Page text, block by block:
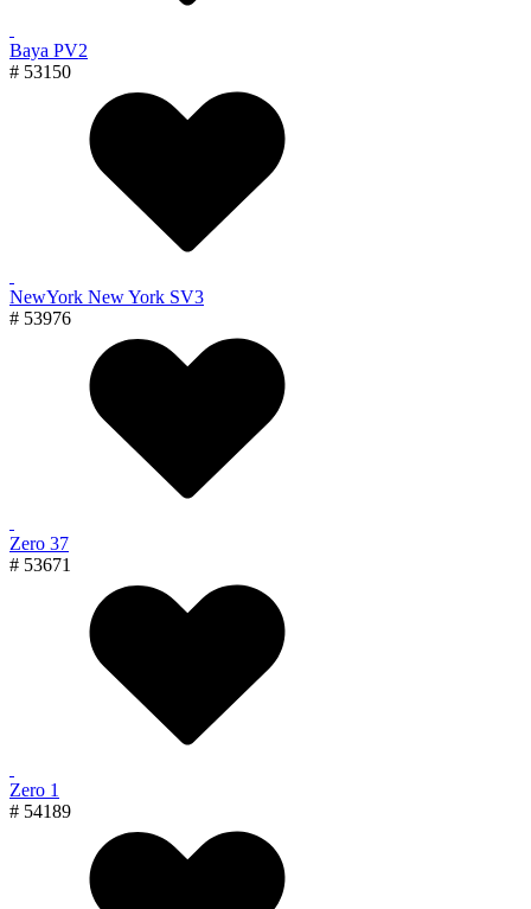
Baya PV2
# 53150
NewYork New York SV3
# 53976
Zero 37
# 53671
Zero 1
# 54189